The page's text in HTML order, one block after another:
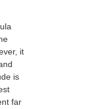
it
is
far